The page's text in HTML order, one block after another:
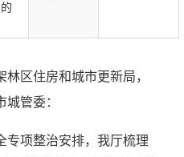
林区住房和城市更新局，
城管委：
专项整治安排，我厅梳理